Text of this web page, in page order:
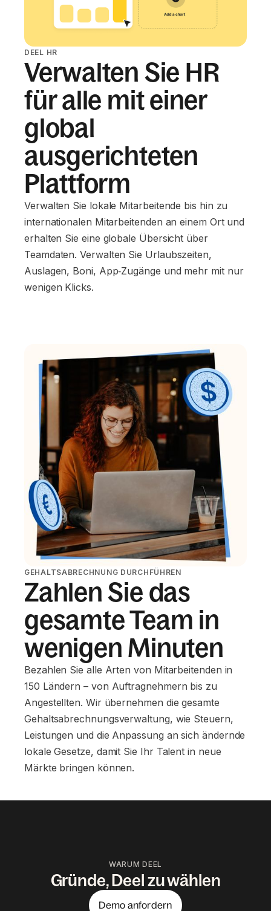
DEEL HR
Verwalten Sie HR
für alle mit einer
global
ausgerichteten
Plattform
Verwalten Sie lokale Mitarbeitende bis hin zu
internationalen Mitarbeitenden an einem Ort und
erhalten Sie eine globale Übersicht über
Teamdaten. Verwalten Sie Urlaubszeiten,
Auslagen, Boni, App‑Zugänge und mehr mit nur
wenigen Klicks.
GEHALTSABRECHNUNG DURCHFÜHREN
Zahlen Sie das
gesamte Team in
wenigen Minuten
Bezahlen Sie alle Arten von Mitarbeitenden in
150 Ländern – von Auftragnehmern bis zu
Angestellten. Wir übernehmen die gesamte
Gehaltsabrechnungsverwaltung, wie Steuern,
Leistungen und die Anpassung an sich ändernde
lokale Gesetze, damit Sie Ihr Talent in neue
Märkte bringen können.
WARUM DEEL
Gründe, Deel zu wählen
Demo anfordern